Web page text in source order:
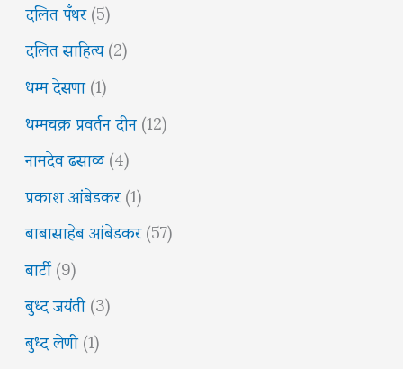
दलित पँथर(5)
दलित साहित्य(2)
धम्म देसणा(1)
धम्मचक्र प्रवर्तन दीन(12)
नामदेव ढसाळ(4)
प्रकाश आंबेडकर(1)
बाबासाहेब आंबेडकर(57)
बार्टी(9)
बुध्द जयंती(3)
बुध्द लेणी(1)